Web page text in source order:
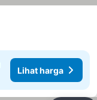
Lihat harga